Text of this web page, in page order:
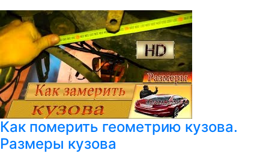
Как померить геометрию кузова.
Размеры кузова